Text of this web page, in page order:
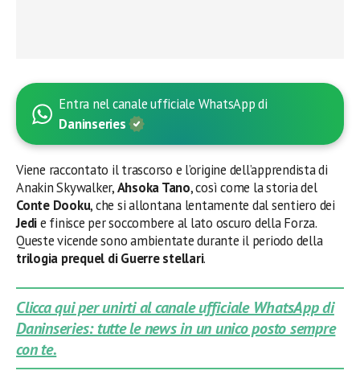
Entra nel canale ufficiale WhatsApp di
Daninseries
Viene raccontato il trascorso e l’origine dell’apprendista di
Anakin Skywalker,Ahsoka Tano, così come la storia del
Conte Dooku, che si allontana lentamente dal sentiero dei
Jedie finisce per soccombere al lato oscuro della Forza.
Queste vicende sono ambientate durante il periodo della
trilogia prequel di Guerre stellari.
Clicca qui per unirti al canale ufficiale WhatsApp di
Daninseries: tutte le news in un unico posto sempre
con te.